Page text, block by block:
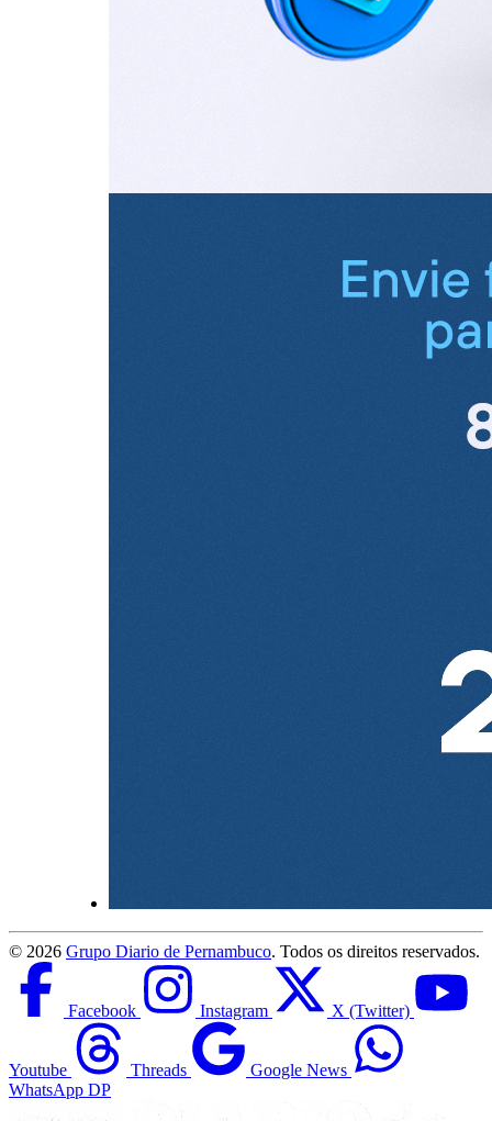
© 2026 Grupo Diario de Pernambuco. Todos os direitos reservados.
Facebook Instagram X (Twitter)
Youtube Threads
Google News
WhatsApp DP